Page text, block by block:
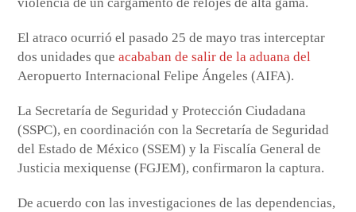
violencia de un cargamento de relojes de alta gama.
El atraco ocurrió el pasado 25 de mayo tras interceptar
dos unidades queacababan de salir de la aduana del
Aeropuerto Internacional Felipe Ángeles (AIFA).
La Secretaría de Seguridad y Protección Ciudadana
(SSPC), en coordinación con la Secretaría de Seguridad
del Estado de México (SSEM) y la Fiscalía General de
Justicia mexiquense (FGJEM), confirmaron la captura.
De acuerdo con las investigaciones de las dependencias,